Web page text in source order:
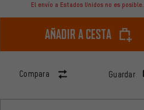
El envío a Estados Unidos no es posible.
Añadir a cesta
Compara Guardar